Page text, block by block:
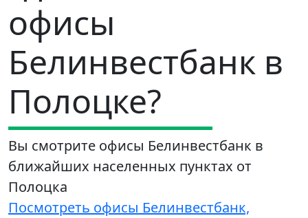
офисы
Белинвестбанк в
Полоцке?
Вы смотрите офисы Белинвестбанк в
ближайших населенных пунктах от
Полоцка
Посмотреть офисы Белинвестбанк,